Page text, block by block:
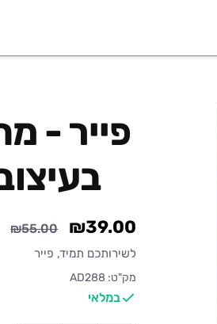
פייר -
₪39.00
₪55.00
לשירותכם תמיד, פייר
מק"ט: AD288
במלאי